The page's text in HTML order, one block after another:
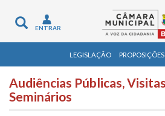
Toggle
navigation
ENTRAR
LEGISLAÇÃO PROPOSIÇÕES
Audiências Públicas,
Seminários